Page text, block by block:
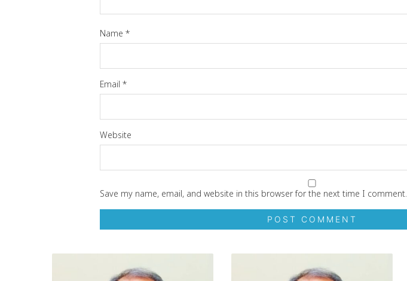
Name *
Email *
Website
Save my name, email, and website in this browser for the next time I comment.